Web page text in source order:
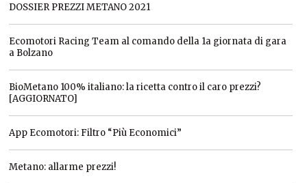
DOSSIER PREZZI METANO 2021
Ecomotori Racing Team al comando della 1a giornata di gara
a Bolzano
BioMetano 100% italiano: la ricetta contro il caro prezzi?
[AGGIORNATO]
App Ecomotori: Filtro “Più Economici”
Metano: allarme prezzi!